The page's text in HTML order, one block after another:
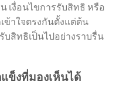
เงื่อนไขการรับสิทธิ หรือ
ข้าใจตรงกันตั้งแต่ต้น
บสิทธิเป็นไปอย่างราบรื่น
ข็งที่มองเห็นได้